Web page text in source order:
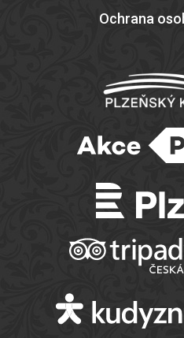
Ochrana